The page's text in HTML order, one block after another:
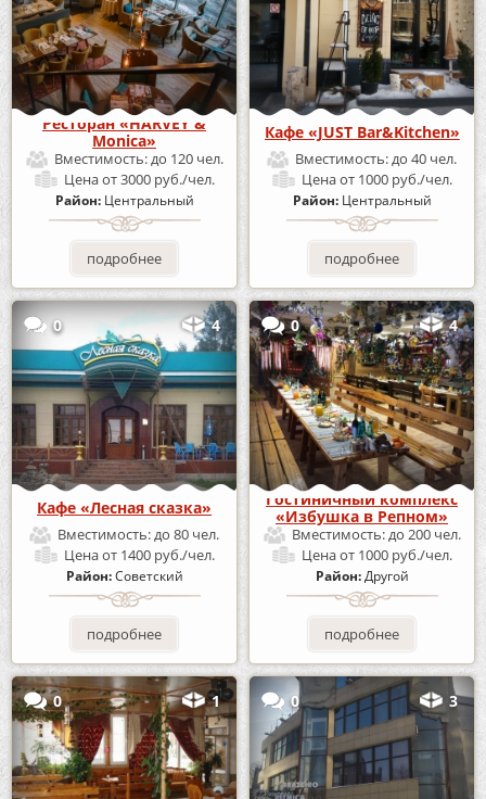
Ресторан «HARVEY &
Monica»
Вместимость:до 120 чел.
Ценаот 3000 руб./чел.
Район: Центральный
подробнее
Кафе «JUST Bar&Kitchen»
Вместимость:до 40 чел.
Ценаот 1000 руб./чел.
Район: Центральный
подробнее
0 4
Кафе «Лесная сказка»
Вместимость:до 80 чел.
Ценаот 1400 руб./чел.
Район:Советский
подробнее
0 4
Гостиничный комплекс
«Избушка в Репном»
Вместимость:до 200 чел.
Ценаот 1000 руб./чел.
Район:Другой
подробнее
0 1 0 3